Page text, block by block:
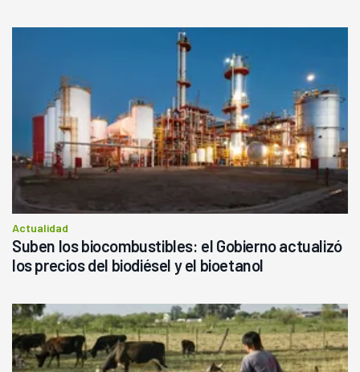
Actualidad
Suben los biocombustibles: el Gobierno actualizó
los precios del biodiésel y el bioetanol